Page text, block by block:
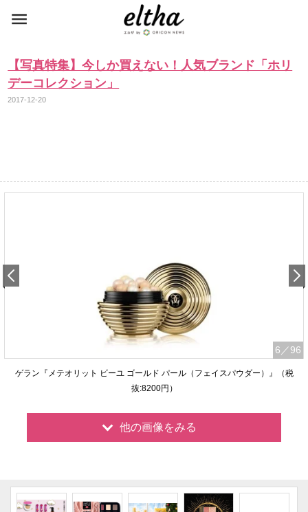
【写真特集】今しか買えない！人気ブランド「ホリ
デーコレクション」
2017-12-20
6 ／96
ゲラン『メテオリット ビーユ ゴールド パール（フェイスパウダー）』（税
抜:8200円）
他の画像をみる